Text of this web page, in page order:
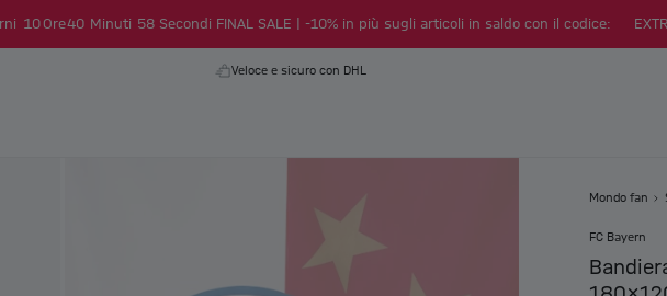
10 Ore40 Minuti 57 Secondi FINAL SALE | -10% in più sugli articoli in saldo con il codice:
Veloce e sicuro con DHL
Mondo fan
FC Bayern